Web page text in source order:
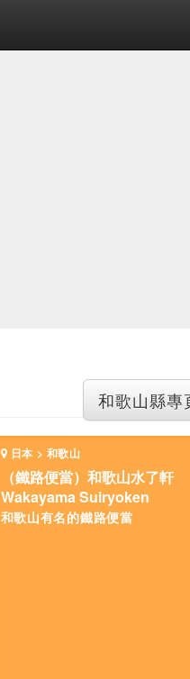
和歌山縣專
日本 > 和歌山
（鐵路便當）和歌山水了軒
Wakayama Suiryoken
和歌山有名的鐵路便當